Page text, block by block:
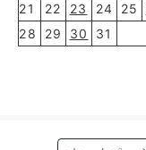
21
22 23 24 25
28
29 30 31